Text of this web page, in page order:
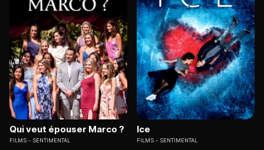
Qui veut épouser Marco ?
FILMS SENTIMENTAL
Ice
FILMS SENTIMENTAL